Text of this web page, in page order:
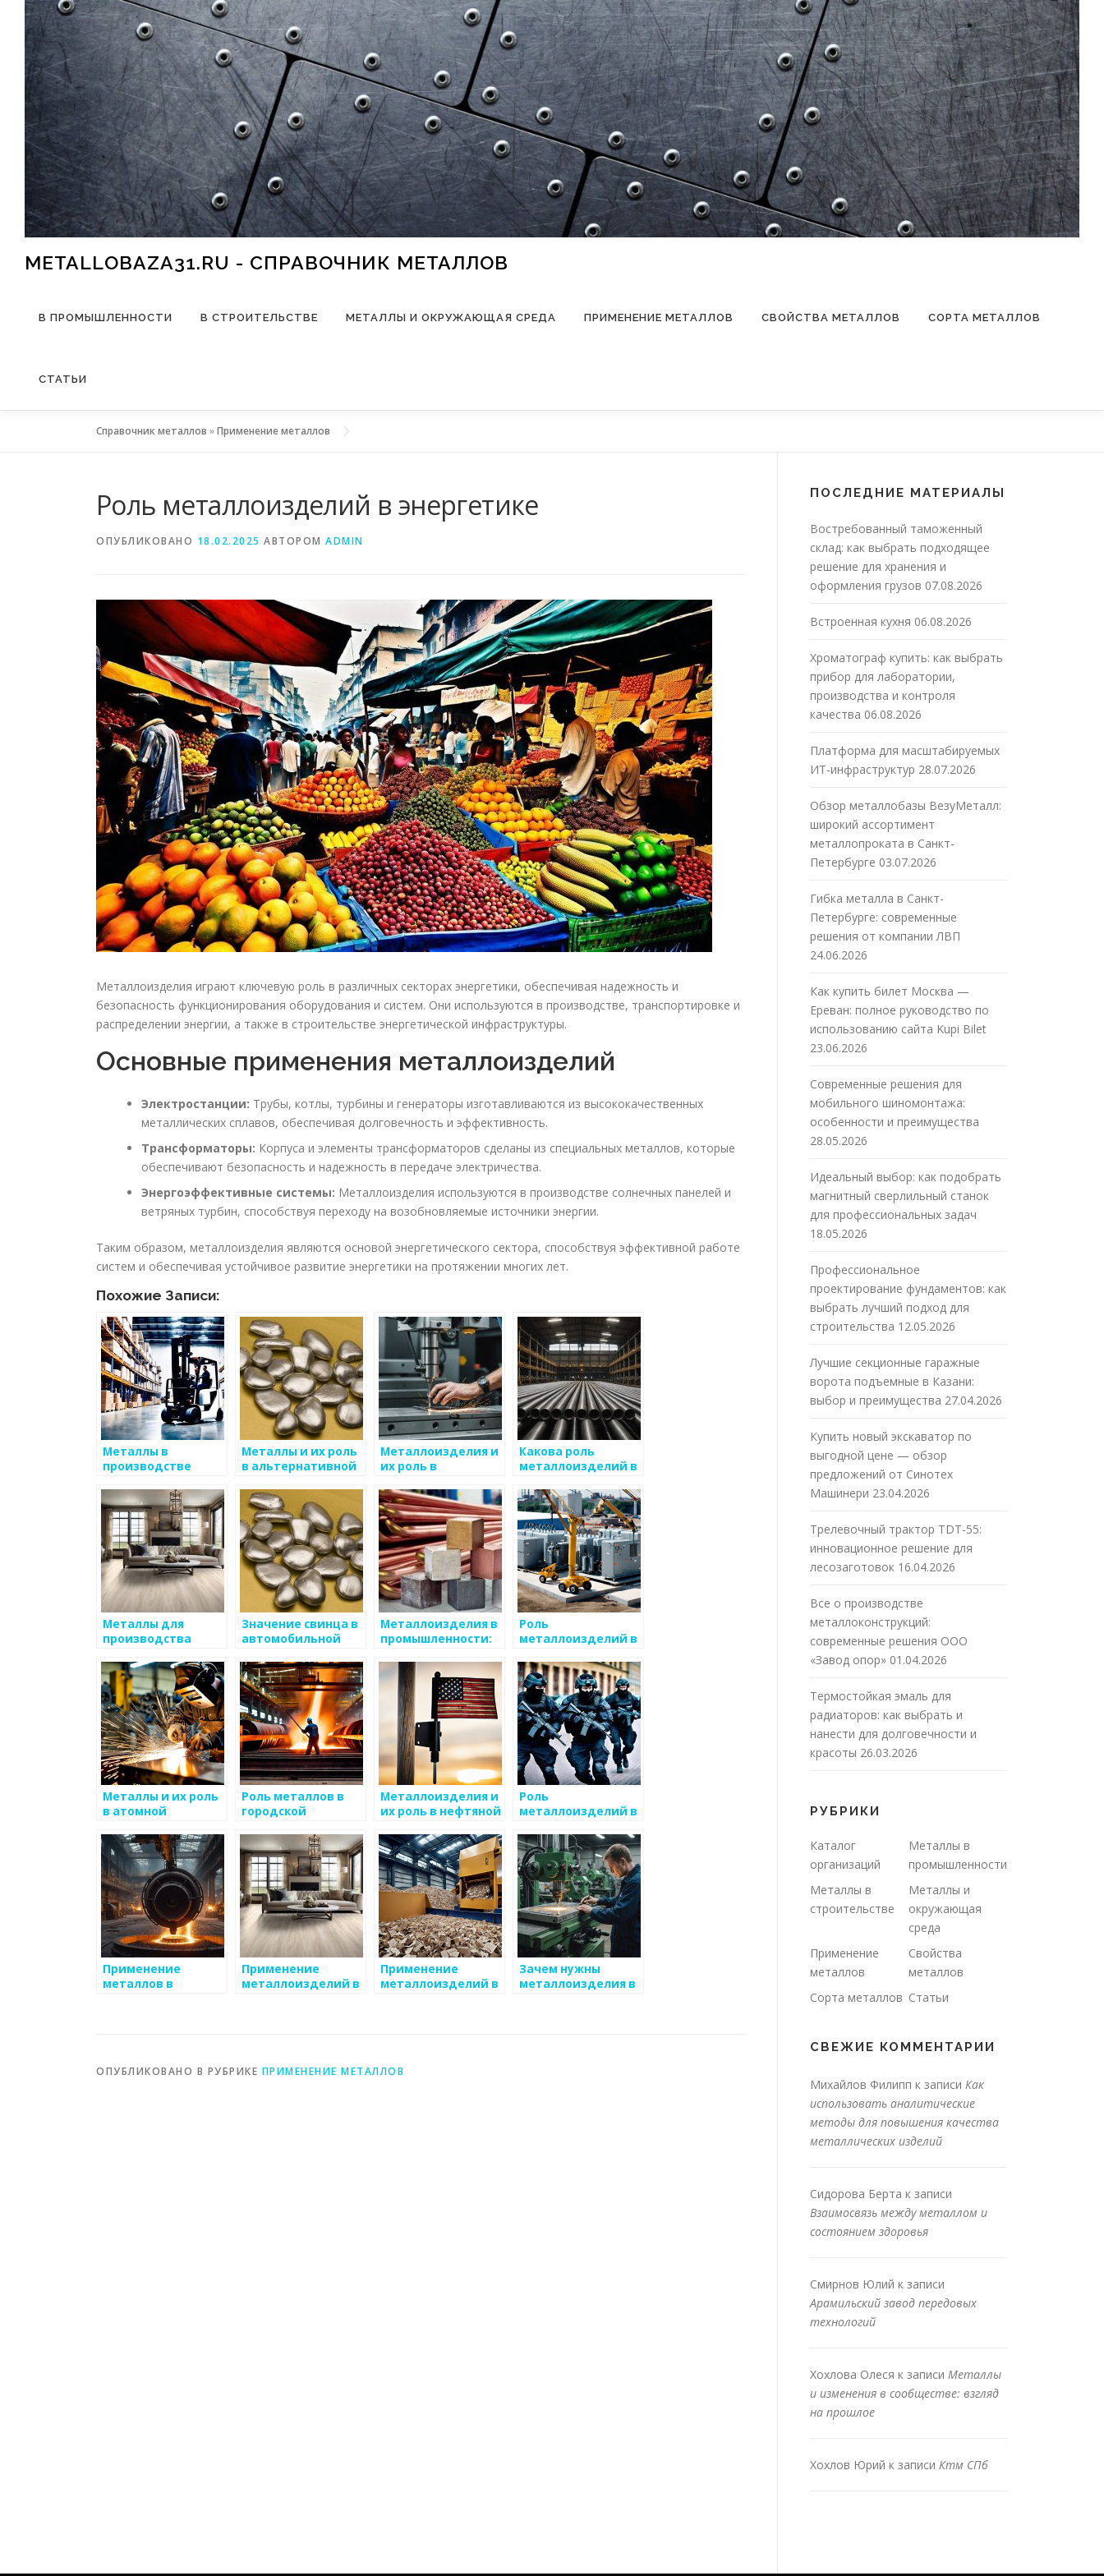
Перейти к содержимому
METALLOBAZA31.RU - СПРАВОЧНИК МЕТАЛЛОВ
В ПРОМЫШЛЕННОСТИ В СТРОИТЕЛЬСТВЕ МЕТАЛЛЫ И ОКРУЖАЮЩАЯ СРЕДА ПРИМЕНЕНИЕ МЕТАЛЛОВ СВОЙСТВА МЕТАЛЛОВ СОРТА МЕТАЛЛОВ
СТАТЬИ
Справочник металлов »Применение металлов
Роль металлоизделий в энергетике
ОПУБЛИКОВАНО 18.02.2025 АВТОРОМ ADMIN
Металлоизделия играют ключевую роль в различных секторах энергетики, обеспечивая надежность и
безопасность функционирования оборудования и систем. Они используются в производстве, транспортировке и
распределении энергии, а также в строительстве энергетической инфраструктуры.
Основные применения металлоизделий
Электростанции: Трубы, котлы, турбины и генераторы изготавливаются из высококачественных
металлических сплавов, обеспечивая долговечность и эффективность.
Трансформаторы: Корпуса и элементы трансформаторов сделаны из специальных металлов, которые
обеспечивают безопасность и надежность в передаче электричества.
Энергоэффективные системы: Металлоизделия используются в производстве солнечных панелей и
ветряных турбин, способствуя переходу на возобновляемые источники энергии.
Таким образом, металлоизделия являются основой энергетического сектора, способствуя эффективной работе
систем и обеспечивая устойчивое развитие энергетики на протяжении многих лет.
Похожие Записи:
Металлы в
производстве
Металлы и их роль
в альтернативной
Металлоизделия и
их роль в
электроэнергии
Какова роль
металлоизделий в
системах
Металлы для
производства
Значение свинца в
автомобильной
энергетике
Металлоизделия в
промышленности:
Роль
металлоизделий в
зданий
Металлы и их роль
в атомной
Роль металлов в
городской
Металлоизделия и
их роль в нефтяной
Роль
металлоизделий в
промышленности
Применение
металлов в
Применение
металлоизделий в
Применение
металлоизделий в
Зачем нужны
металлоизделия в
ОПУБЛИКОВАНО В РУБРИКЕ ПРИМЕНЕНИЕ МЕТАЛЛОВ
ПОСЛЕДНИЕ МАТЕРИАЛЫ
Востребованный таможенный
склад: как выбрать подходящее
решение для хранения и
оформления грузов 07.08.2026
Встроенная кухня 06.08.2026
Хроматограф купить: как выбрать
прибор для лаборатории,
производства и контроля
качества 06.08.2026
Платформа для масштабируемых
ИТ-инфраструктур 28.07.2026
Обзор металлобазы ВезуМеталл:
широкий ассортимент
металлопроката в Санкт-
Петербурге 03.07.2026
Гибка металла в Санкт-
Петербурге: современные
решения от компании ЛВП
24.06.2026
Как купить билет Москва —
Ереван: полное руководство по
использованию сайта Kupi Bilet
23.06.2026
Современные решения для
мобильного шиномонтажа:
особенности и преимущества
28.05.2026
Идеальный выбор: как подобрать
магнитный сверлильный станок
для профессиональных задач
18.05.2026
Профессиональное
проектирование фундаментов: как
выбрать лучший подход для
строительства 12.05.2026
Лучшие секционные гаражные
ворота подъемные в Казани:
выбор и преимущества 27.04.2026
Купить новый экскаватор по
выгодной цене — обзор
предложений от Синотех
Машинери 23.04.2026
Трелевочный трактор TDT-55:
инновационное решение для
лесозаготовок 16.04.2026
Все о производстве
металлоконструкций:
современные решения ООО
«Завод опор» 01.04.2026
Термостойкая эмаль для
радиаторов: как выбрать и
нанести для долговечности и
красоты 26.03.2026
РУБРИКИ
Каталог
организаций
Металлы в
промышленности
Металлы в
строительстве
Металлы и
окружающая
среда
Применение
металлов
Свойства
металлов
Сорта металлов Статьи
СВЕЖИЕ КОММЕНТАРИИ
Михайлов Филипп к записи Как
использовать аналитические
методы для повышения качества
металлических изделий
Сидорова Берта к записи
Взаимосвязь между металлом и
состоянием здоровья
Смирнов Юлий к записи
Арамильский завод передовых
технологий
Хохлова Олеся к записи Металлы
и изменения в сообществе: взгляд
на прошлое
Хохлов Юрий к записи Ктм СПб